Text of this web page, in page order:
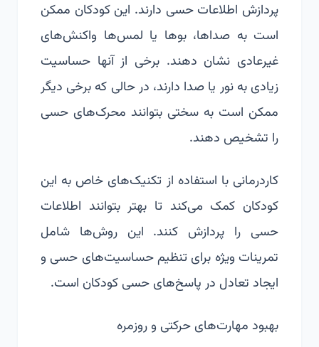
پردازش اطلاعات حسی دارند. این کودکان ممکن
است به صداها، بوها یا لمس‌ها واکنش‌های
غیرعادی نشان دهند. برخی از آنها حساسیت
زیادی به نور یا صدا دارند، در حالی که برخی دیگر
ممکن است به سختی بتوانند محرک‌های حسی
را تشخیص دهند.
کاردرمانی با استفاده از تکنیک‌های خاص به این
کودکان کمک می‌کند تا بهتر بتوانند اطلاعات
حسی را پردازش کنند. این روش‌ها شامل
تمرینات ویژه برای تنظیم حساسیت‌های حسی و
ایجاد تعادل در پاسخ‌های حسی کودکان است.
بهبود مهارت‌های حرکتی و روزمره